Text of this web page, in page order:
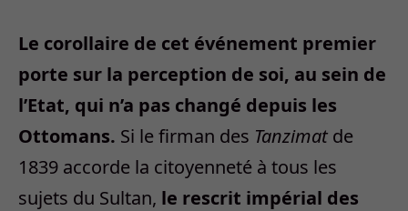
Le corollaire de cet événement premier
porte sur la perception de soi, au sein de
l’Etat, qui n’a pas changé depuis les
Ottomans. Si le firman des Tanzimat de
1839 accorde la citoyenneté à tous les
sujets du Sultan, le rescrit impérial des